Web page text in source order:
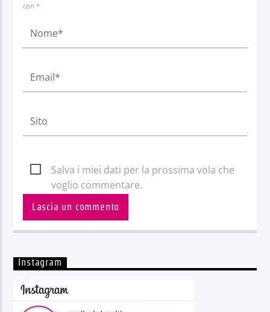
con *
Salva i miei dati per la prossima vola che
voglio commentare.
Instagram